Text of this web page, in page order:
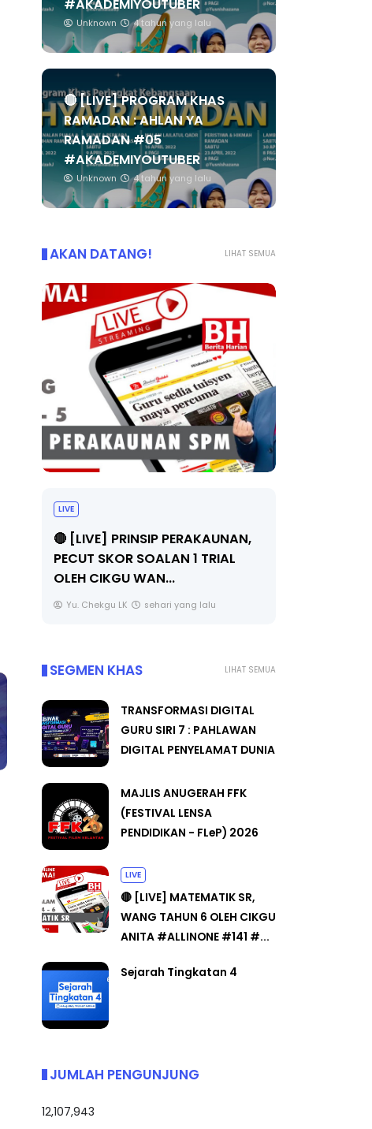
#AKADEMIYOUTUBER
Unknown 4 tahun yang lalu
🔴 [LIVE] PROGRAM KHAS
RAMADAN : AHLAN YA
RAMADAN #05
#AKADEMIYOUTUBER
Unknown 4 tahun yang lalu
LIHAT SEMUA
AKAN DATANG!
LIVE
🔴 [LIVE] PRINSIP PERAKAUNAN,
PECUT SKOR SOALAN 1 TRIAL
OLEH CIKGU WAN...
Yu. Chekgu LK sehari yang lalu
LIHAT SEMUA
SEGMEN KHAS
TRANSFORMASI DIGITAL
GURU SIRI 7 : PAHLAWAN
DIGITAL PENYELAMAT DUNIA
MAJLIS ANUGERAH FFK
(FESTIVAL LENSA
PENDIDIKAN - FLeP) 2026
LIVE
🔴 [LIVE] MATEMATIK SR,
WANG TAHUN 6 OLEH CIKGU
ANITA #ALLINONE #141 #...
Sejarah Tingkatan 4
JUMLAH PENGUNJUNG
12,107,943